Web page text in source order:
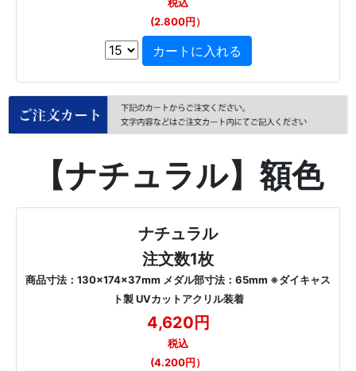
税込
(2.800円）
【ナチュラル】額色
ナチュラル
注文数1枚
商品寸法：130×174×37mm メダル部寸法：65mm ※ダイキャス
ト製 UVカットアクリル装着
4,620円
税込
(4.200円）